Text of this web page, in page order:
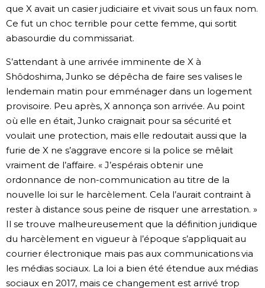
que X avait un casier judiciaire et vivait sous un faux nom.
Ce fut un choc terrible pour cette femme, qui sortit
abasourdie du commissariat.
S’attendant à une arrivée imminente de X à
Shôdoshima, Junko se dépêcha de faire ses valises le
lendemain matin pour emménager dans un logement
provisoire. Peu après, X annonça son arrivée. Au point
où elle en était, Junko craignait pour sa sécurité et
voulait une protection, mais elle redoutait aussi que la
furie de X ne s’aggrave encore si la police se mêlait
vraiment de l’affaire. « J’espérais obtenir une
ordonnance de non-communication au titre de la
nouvelle loi sur le harcèlement. Cela l’aurait contraint à
rester à distance sous peine de risquer une arrestation. »
Il se trouve malheureusement que la définition juridique
du harcèlement en vigueur à l’époque s’appliquait au
courrier électronique mais pas aux communications via
les médias sociaux. La loi a bien été étendue aux médias
sociaux en 2017, mais ce changement est arrivé trop